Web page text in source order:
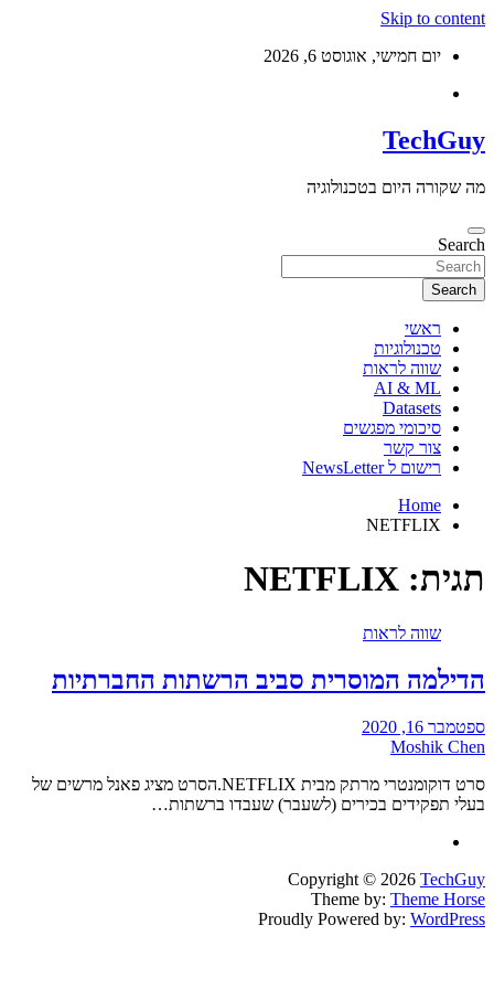
Skip to content
יום חמישי, אוגוסט 6, 2026
TechGuy
מה שקורה היום בטכנולוגיה
Search
Search
ראשי
טכנולוגיות
שווה לראות
AI & ML
Datasets
סיכומי מפגשים
צור קשר
רישום ל NewsLetter
Home
NETFLIX
תגית: NETFLIX
שווה לראות
הדילמה המוסרית סביב הרשתות החברתיות
ספטמבר 16, 2020
Moshik Chen
סרט דוקומנטרי מרתק מבית NETFLIX.הסרט מציג פאנל מרשים של
בעלי תפקידים בכירים (לשעבר) שעבדו ברשתות…
Copyright © 2026 TechGuy
Theme by: Theme Horse
Proudly Powered by: WordPress